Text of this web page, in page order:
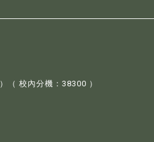
）（ 校內分機：38300 ）